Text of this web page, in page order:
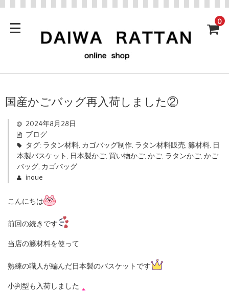
0
国産かごバッグ再入荷しました②
2024年8月28日
ブログ
タグ: ラタン材料, カゴバッグ制作, ラタン材料販売, 籐材料, 日
本製バスケット , 日本製かご, 買い物かご, かご, ラタンかご, かご
バッグ, カゴバッグ
inoue
こんにちは
前回の続きです
当店の籐材料を使って
熟練の職人が編んだ日本製のバスケットです
小判型も入荷しました